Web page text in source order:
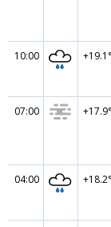
10:00 +19.1°
07:00 +17.9°
04:00 +18.2°